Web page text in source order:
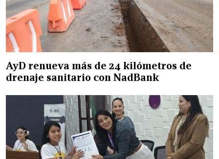
AyD renueva más de 24 kilómetros de
drenaje sanitario con NadBank